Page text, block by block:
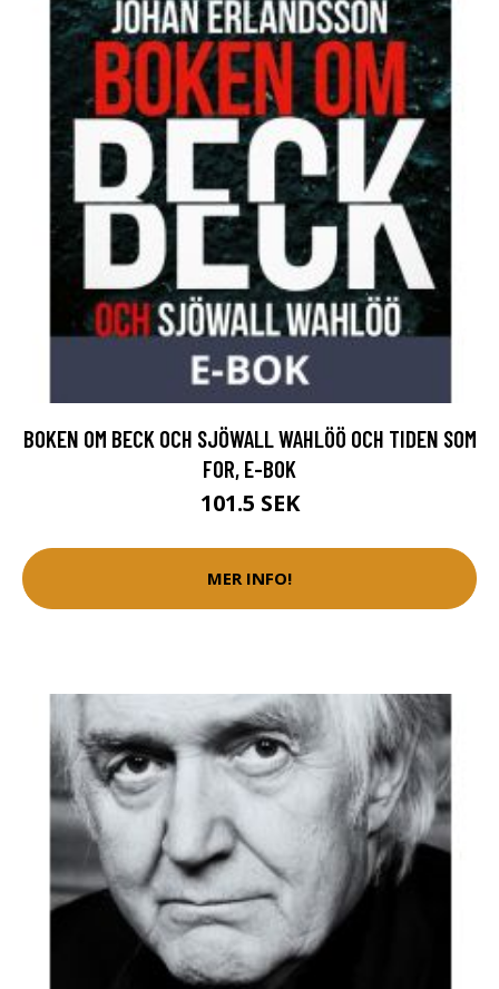
BOKEN OM BECK OCH SJÖWALL WAHLÖÖ OCH TIDEN SOM
FOR, E-BOK
101.5 SEK
MER INFO!